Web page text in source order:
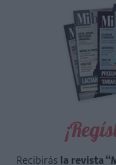
Recibirásla revista